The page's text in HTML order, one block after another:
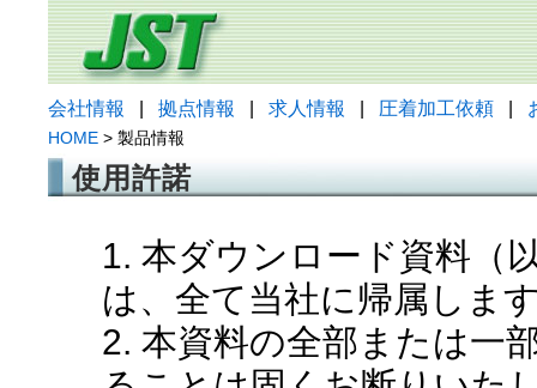
会社情報 拠点情報 求人情報 圧着加工依頼
HOME > 製品情報
使用許諾
1. 本ダウンロード資料（
は、全て当社に帰属しま
2. 本資料の全部または一